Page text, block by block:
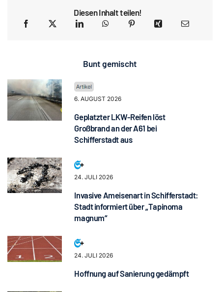
Diesen Inhalt teilen!
Bunt gemischt
6. AUGUST 2026
Geplatzter LKW-Reifen löst
Großbrand an der A61 bei
Schifferstadt aus
24. JULI 2026
Invasive Ameisenart in Schifferstadt:
Stadt informiert über „Tapinoma
magnum“
24. JULI 2026
Hoffnung auf Sanierung gedämpft